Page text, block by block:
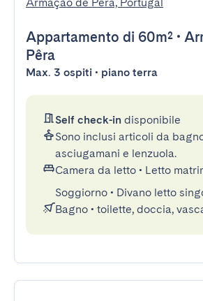
Appartamento di 60m² •
Pêra
Max. 3 ospiti • piano terra
Self check-in disponibile
Sono inclusi articoli da
asciugamani e lenzuola.
Camera da letto • Letto
Soggiorno • Divano letto
Bagno • toilette, doccia,